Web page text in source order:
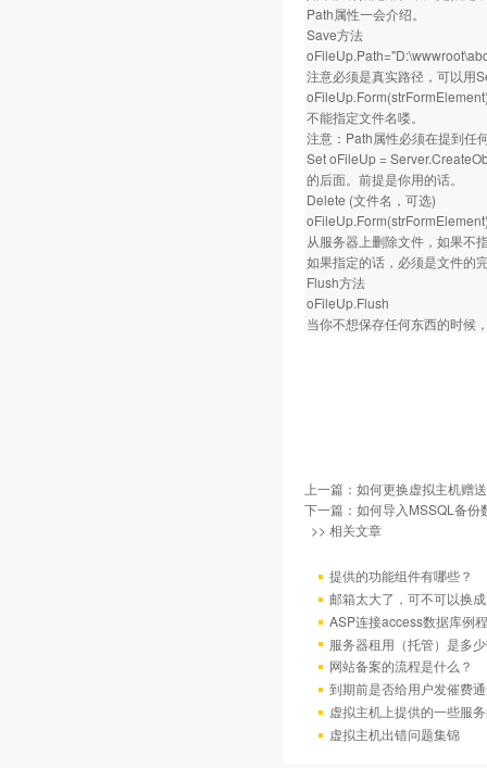
Path属性一会介绍。
Save方法
注意必须是真实路径，可以用
不能指定文件名喽。
注意：Path属性必须在提到任
Set oFileUp =
的后面。前提是你用的话。
Delete (文件名，可选)
从服务器上删除文件，如果不
如果指定的话，必须是文件的
Flush方法
oFileUp.Flush
当你不想保存任何东西的时候
上一篇： 如何更换虚拟主机赠
下一篇： 如何导入MSSQL备份
>> 相关文章
提供的功能组件有哪些？
邮箱太大了，可不可以换
ASP连接access数据库例程
服务器租用（托管）是多
网站备案的流程是什么？
到期前是否给用户发催费
虚拟主机上提供的一些服
虚拟主机出错问题集锦